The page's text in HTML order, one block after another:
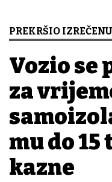
PREKRŠIO
Vozio se
za
mu do
kazne